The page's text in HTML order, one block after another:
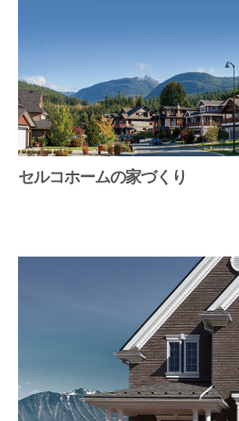
セルコホームの家づくり